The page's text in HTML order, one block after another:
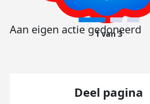
Aan eigen actie gedoneerd
1 van 3
Deel pagina